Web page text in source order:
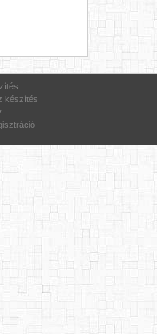
készítés